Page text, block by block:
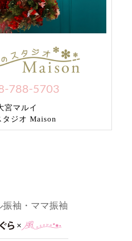
788-5703
宮マルイ
タジオ Maison
振袖・ママ振袖